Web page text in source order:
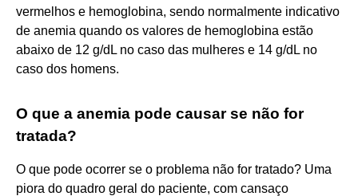
vermelhos e hemoglobina, sendo normalmente indicativo
de anemia quando os valores de hemoglobina estão
abaixo de 12 g/dL no caso das mulheres e 14 g/dL no
caso dos homens.
O que a anemia pode causar se não for
tratada?
O que pode ocorrer se o problema não for tratado? Uma
piora do quadro geral do paciente, com cansaço